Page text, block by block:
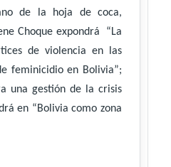
de la hoja de coca,
Choque expondrá “La
de violencia en las
feminicidio en Bolivia”;
una gestión de la crisis
en “Bolivia como zona